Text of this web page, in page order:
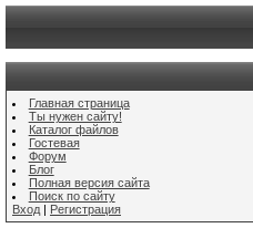
Главная страница
Ты нужен сайту!
Каталог файлов
Гостевая
Форум
Блог
Полная версия сайта
Поиск по сайту
Вход | Регистрация